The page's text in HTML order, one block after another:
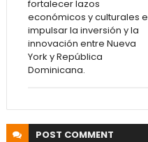
fortalecer lazos
económicos y culturales e
impulsar la inversión y la
innovación entre Nueva
York y República
Dominicana.
POST COMMENT